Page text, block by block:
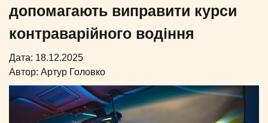
допомагають виправити курси
контраварійного водіння
Дата: 18.12.2025
Автор: Артур Головко